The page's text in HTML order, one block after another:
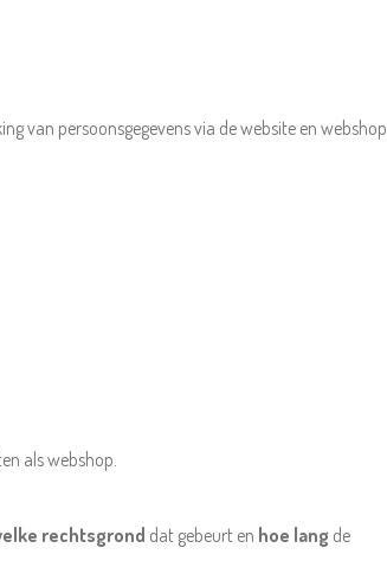
van persoonsgegevens via de website en webshop
als webshop.
rechtsgrond dat gebeurt en hoe lang de